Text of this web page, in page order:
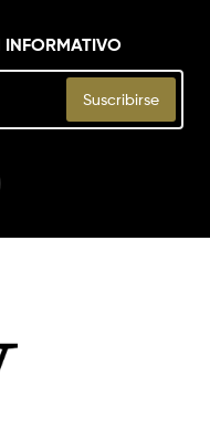
INFORMATIVO
Suscribirse